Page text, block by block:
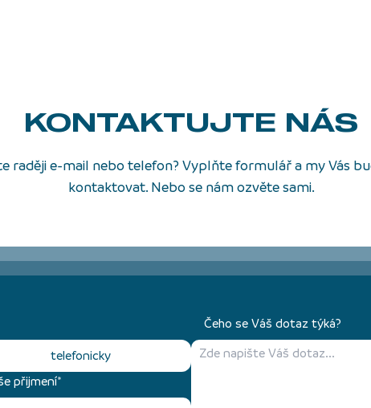
KONTAKTUJTE NÁS
raději e-mail nebo telefon? Vyplňte formulář a my Vás
kontaktovat. Nebo se nám ozvěte sami.
telefonicky
přijmení*
Čeho se Váš dotaz týká?